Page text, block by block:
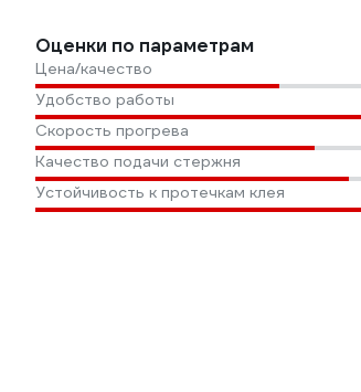
Оценки по параметрам
Цена/качество
Удобство работы
Скорость прогрева
Качество подачи стержня
Устойчивость к протечкам клея